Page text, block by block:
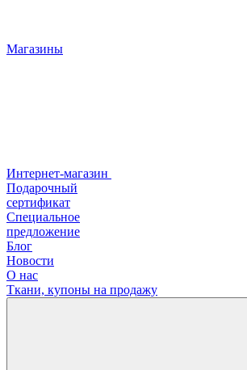
Магазины
Интернет-магазин
Подарочный
сертификат
Специальное
предложение
Блог
Новости
О нас
Ткани, купоны на продажу